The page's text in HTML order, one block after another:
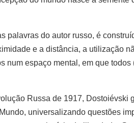
palavras do autor russo, é
e a distância, a utilização
num espaço mental, em que
Russa de 1917, Dostoiévski
universalizando questões